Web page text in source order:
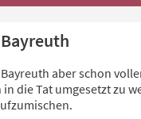
aber schon
die Tat umgesetzt zu